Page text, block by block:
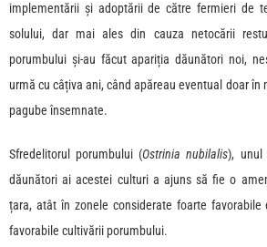
implementării și adoptării de către fermieri de
solului, dar mai ales din cauza netocării
porumbului și-au făcut apariția dăunători noi,
urmă cu câțiva ani, când apăreau eventual doar în
pagube însemnate.
Sfredelitorul porumbului (Ostrinia nubilalis), unul
dăunători ai acestei culturi a ajuns să fie o
țara, atât în zonele considerate foarte
favorabile cultivării porumbului.